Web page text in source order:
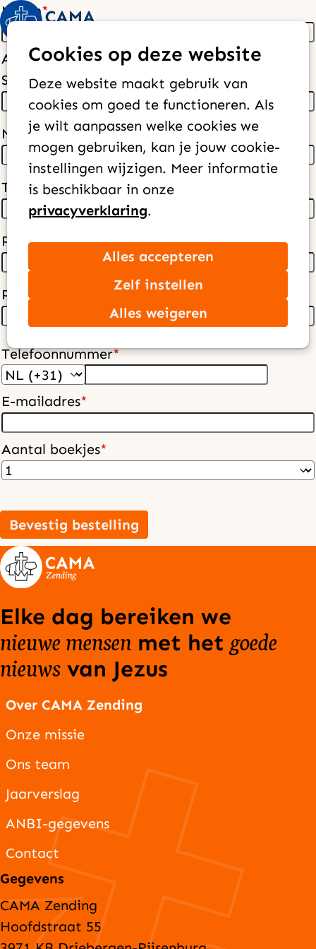
Cookies op deze website
Deze website maakt gebruik van
cookies om goed te functioneren. Als
je wilt aanpassen welke cookies we
mogen gebruiken, kan je jouw cookie-
instellingen wijzigen. Meer informatie
is beschikbaar in onze
privacyverklaring.
Alles accepteren
Zelf instellen
Alles weigeren
Naam*
Adres*
Straat
Nummer
Toevoeging
Postcode
Plaats
Telefoonnummer*
E-mailadres*
Aantal boekjes*
Bevestig bestelling
Elke dag bereiken we
nieuwe mensen met het goede
nieuws van Jezus
Over CAMA Zending
Onze missie
Ons team
Jaarverslag
ANBI-gegevens
Contact
Gegevens
CAMA Zending
Hoofdstraat 55